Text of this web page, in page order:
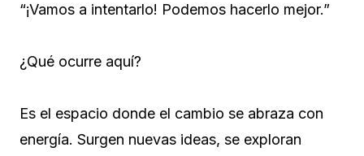
“¡Vamos a intentarlo! Podemos hacerlo mejor.”
¿Qué ocurre aquí?
Es el espacio donde el cambio se abraza con
energía. Surgen nuevas ideas, se exploran